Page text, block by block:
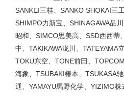
SANKEI三桂、SANKO SHOKAI三
SHIMPO力新宝、SHINAGAWA品
昭和、SIMCO思美高、SSD西西蒂
中、TAKIKAWA泷川、TATEYAMA
TOKU东空、TONE前田、
海象、TSUBAKI椿本、TSUKASA
通、YAMAYU馬野化学、YIZIMO株